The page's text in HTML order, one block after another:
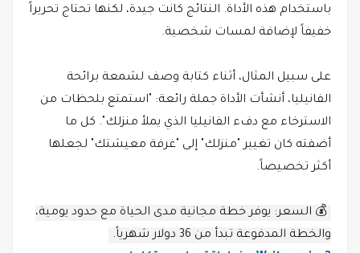
باستخدام هذه الأداة. النتائج كانت جيدة، لكنها تحتاج تحريراً
خفيفاً لإضافة لمسات شخصية.
على سبيل المثال، أثناء كتابة وصف لشمعة برائحة
الفانيليا، أنشأت الأداة جملة رائعة: "استمتع بلحظات من
الاسترخاء مع دفء الفانيليا الذي يملأ منزلك". كل ما
أضفته كان تغيير "منزلك" إلى "غرفة معيشتك" لجعلها
أكثر تخصيصاً.
💰 السعر: يوفر خطة مجانية مدى الحياة مع حدود يومية،
والخطة المدفوعة تبدأ من 36 دولار شهرياً.